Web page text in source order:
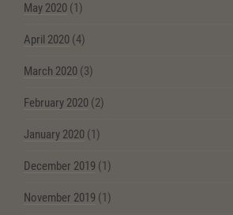
May 2020 (1)
April 2020 (4)
March 2020 (3)
February 2020 (2)
January 2020 (1)
December 2019 (1)
November 2019 (1)